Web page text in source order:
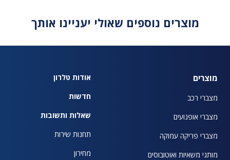
מוצרים נוספים שאולי יעניינו אותך
מוצרים
מצברי רכב
מצברי אופנועים
מצברי פריקה עמוקה
מותגי משאיות ואוטובוסים
אודות טלרון
חדשות
שאלות ותשובות
תחנות שירות
מחירון